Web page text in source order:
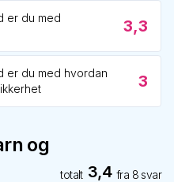
er du med
3,3
er du med hvordan
3
og
totalt 3,4 fra 8 svar